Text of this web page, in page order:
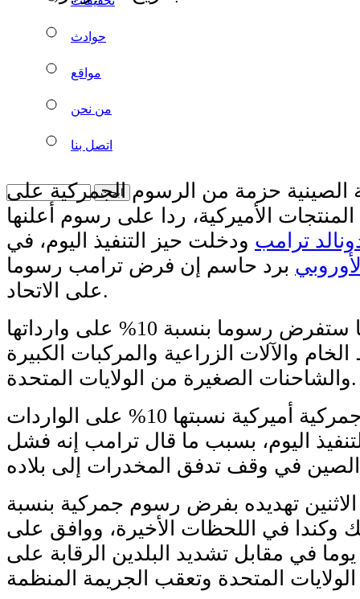
حوادث
مواقع
من نحن
اتصل بنا
الصينية حزمة من الرسوم الجمركية على
الأميركية، ردا على رسوم أعلنها
ترامب ودخلت حيز التنفيذ اليوم، في
برد حاسم إن فرض ترامب رسوما
على الاتحاد.
وأكدت الصين أنها ستفرض رسوما بنسبة 10% على وارداتها
والآلات الزراعية والمركبات الكبيرة
والشاحنات الصغيرة من الولايات المتحدة.
ودخلت رسوم جمركية أميركية نسبتها 10% على الواردات
اليوم، بسبب ما قال ترامب إنه فشل
تهديده بفرض رسوم جمركية بنسبة
وكندا في اللحظات الأخيرة، ووافق على
لمدة 30 يوما في مقابل تشديد البلدين الرقابة على